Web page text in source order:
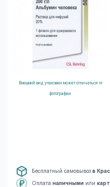
Внешний вид упаковки может отличаться от
фотографии
Бесплатный самовывоз в
Оплата наличными или